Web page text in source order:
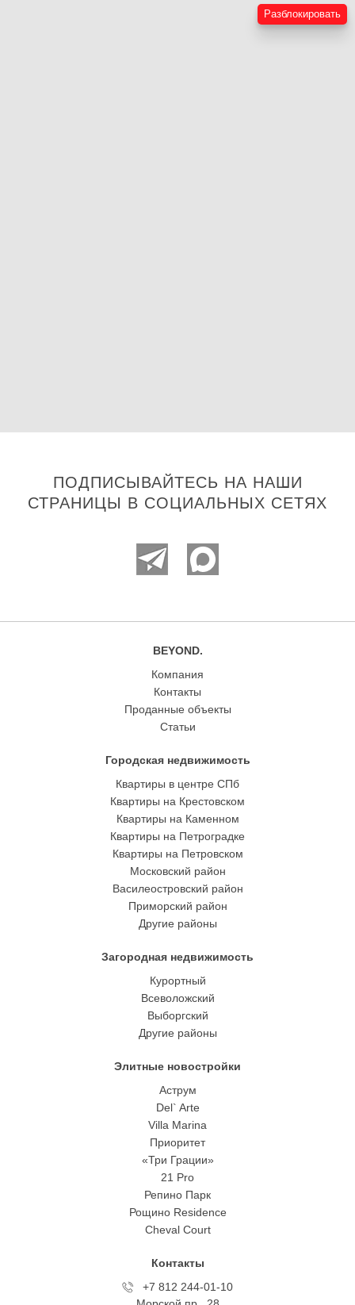
Разблокировать
ПОДПИСЫВАЙТЕСЬ НА НАШИ
СТРАНИЦЫ В СОЦИАЛЬНЫХ СЕТЯХ
BEYOND.
Компания
Контакты
Проданные объекты
Статьи
Городская недвижимость
Квартиры в центре СПб
Квартиры на Крестовском
Квартиры на Каменном
Квартиры на Петроградке
Квартиры на Петровском
Московский район
Василеостровский район
Приморский район
Другие районы
Загородная недвижимость
Курортный
Всеволожский
Выборгский
Другие районы
Элитные новостройки
Аструм
Del` Arte
Villa Marina
Приоритет
«Три Грации»
21 Pro
Репино Парк
Рощино Residence
Cheval Court
Контакты
+7 812 244-01-10